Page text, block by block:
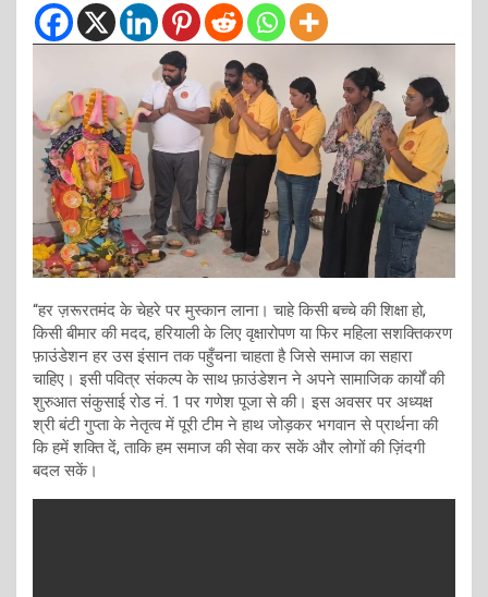
“हर ज़रूरतमंद के चेहरे पर मुस्कान लाना। चाहे किसी बच्चे की शिक्षा हो,
किसी बीमार की मदद, हरियाली के लिए वृक्षारोपण या फिर महिला सशक्तिकरण
फ़ाउंडेशन हर उस इंसान तक पहुँचना चाहता है जिसे समाज का सहारा
चाहिए। इसी पवित्र संकल्प के साथ फ़ाउंडेशन ने अपने सामाजिक कार्यों की
शुरुआत संकुसाई रोड नं. 1 पर गणेश पूजा से की। इस अवसर पर अध्यक्ष
श्री बंटी गुप्ता के नेतृत्व में पूरी टीम ने हाथ जोड़कर भगवान से प्रार्थना की
कि हमें शक्ति दें, ताकि हम समाज की सेवा कर सकें और लोगों की ज़िंदगी
बदल सकें।